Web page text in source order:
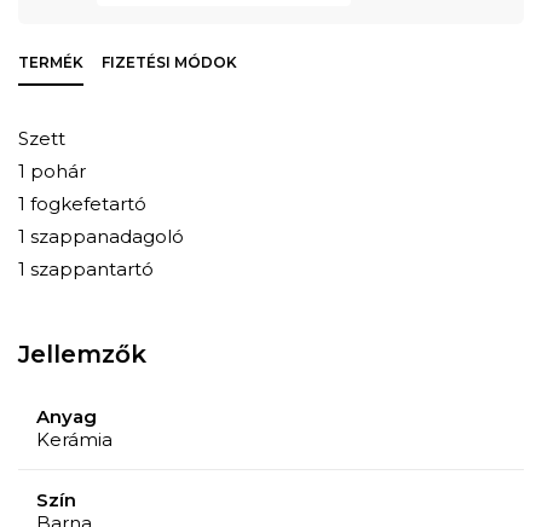
TERMÉK FIZETÉSI MÓDOK
Szett
1 pohár
1 fogkefetartó
1 szappanadagoló
1 szappantartó
Jellemzők
Anyag
Kerámia
Szín